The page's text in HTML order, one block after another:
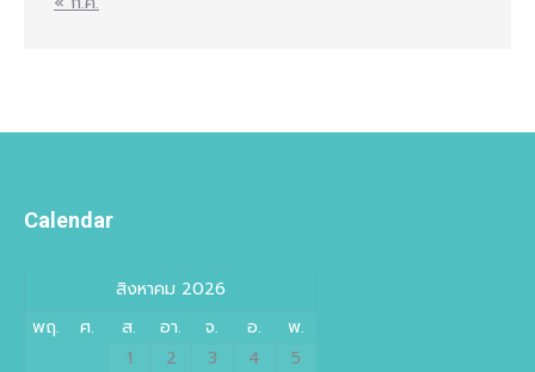
Calendar
สิงหาคม 2026
พฤ.
ศ. ส. อา. จ. อ.
พ.
1
2 3 4
5